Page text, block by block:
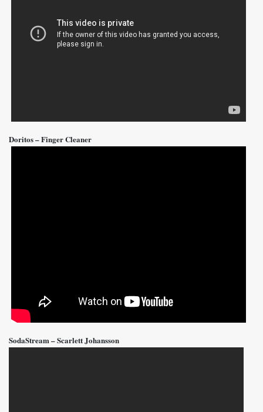
Doritos – Finger Cleaner
SodaStream – Scarlett Johansson